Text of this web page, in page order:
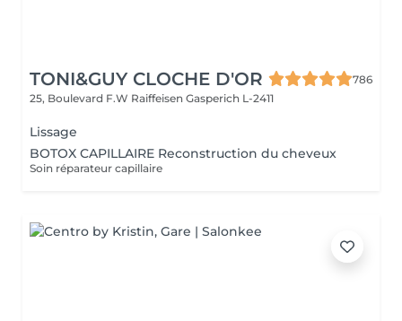
TONI&GUY CLOCHE D'OR
786
25, Boulevard F.W Raiffeisen Gasperich L-2411
Lissage
BOTOX CAPILLAIRE Reconstruction du cheveux
Soin réparateur capillaire